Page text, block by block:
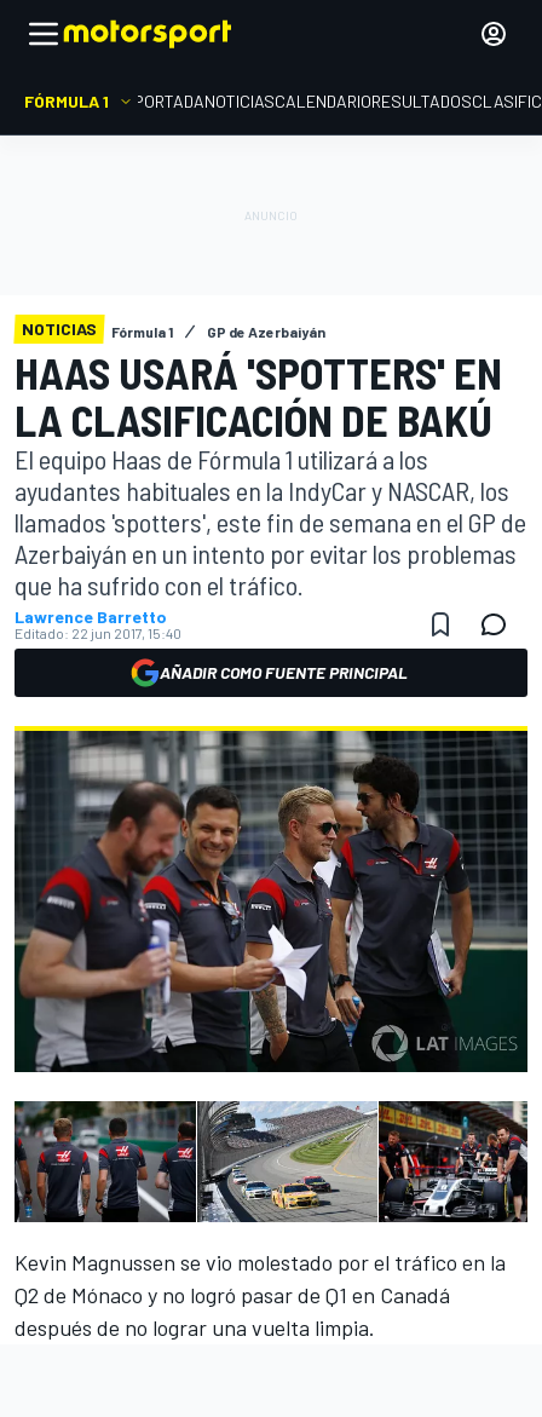
FÓRMULA 1 PORTADANOTICIASCALENDARIORESULTADOS
NOTICIAS Fórmula 1 GP de Azerbaiyán
HAAS USARÁ 'SPOTTERS' EN
LA CLASIFICACIÓN DE BAKÚ
El equipo Haas de Fórmula 1 utilizará a los
ayudantes habituales en la IndyCar y NASCAR, los
llamados 'spotters', este fin de semana en el GP de
Azerbaiyán en un intento por evitar los problemas
que ha sufrido con el tráfico.
Lawrence Barretto
Editado: 22 jun 2017, 15:40
AÑADIR COMO FUENTE PRINCIPAL
Kevin Magnussen se vio molestado por el tráfico en la
Q2 de Mónaco y no logró pasar de Q1 en Canadá
después de no lograr una vuelta limpia.